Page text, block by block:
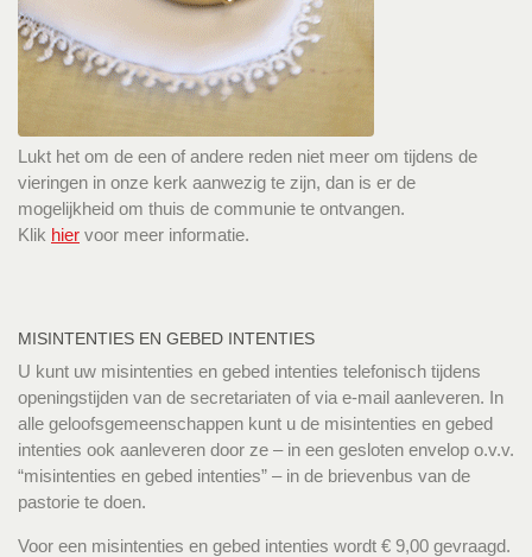
Lukt het om de een of andere reden niet meer om tijdens de
vieringen in onze kerk aanwezig te zijn, dan is er de
mogelijkheid om thuis de communie te ontvangen.
Klik hier voor meer informatie.
MISINTENTIES EN GEBED INTENTIES
U kunt uw misintenties en gebed intenties telefonisch tijdens
openingstijden van de secretariaten of via e-mail aanleveren. In
alle geloofsgemeenschappen kunt u de misintenties en gebed
intenties ook aanleveren door ze – in een gesloten envelop o.v.v.
“misintenties en gebed intenties” – in de brievenbus van de
pastorie te doen.
Voor een misintenties en gebed intenties wordt € 9,00 gevraagd.